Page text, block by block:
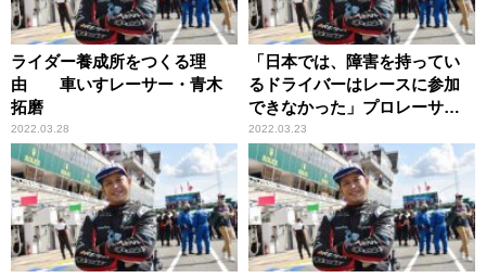
ライダー養成所をつくる理
由 車いすレーサー・青木
拓磨
2022.03.28
「日本では、障害を持ってい
るドライバーはレースに参加
できなかった」プロレーサ
ー・青木拓磨が海外レースに
参加した経緯
2022.03.23